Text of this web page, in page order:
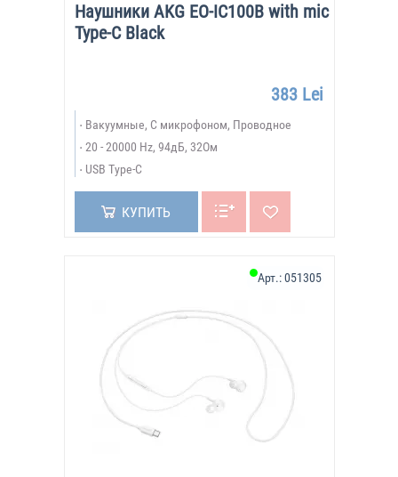
Наушники AKG EO-IC100B with mic
Type-C Black
383 Lei
Вакуумные, С микрофоном, Проводное
20 - 20000 Hz, 94дБ, 32Ом
USB Type-C
КУПИТЬ
Арт.:051305